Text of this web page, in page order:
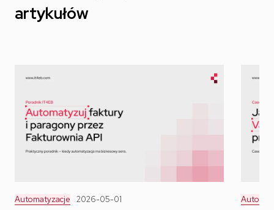
artykułów
Automatyzacje 2026-05-01